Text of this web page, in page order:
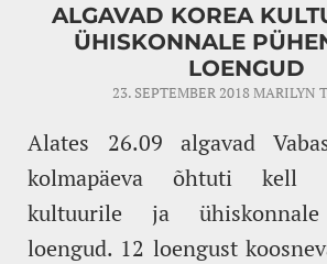
ALGAVAD KOREA
ÜHISKONNALE
LOENGUD
23. SEPTEMBER 2018MARILYN
Alates 26.09 algavad
kolmapäeva õhtuti kell
kultuurile ja ühiskonnale
loengud. 12 loengust